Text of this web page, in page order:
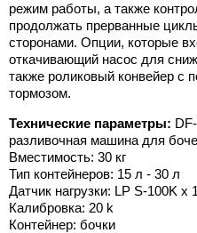
режим работы, а также
продолжать прерванные
сторонами. Опции, которые
откачивающий насос для
также роликовый конвейер с
тормозом.
Технические параметры:
разливочная машина для
Вместимость: 30 кг
Тип контейнеров: 15 л - 30 л
Датчик нагрузки: LP S-100K x 1
Калибровка: 20 k
Контейнер: бочки